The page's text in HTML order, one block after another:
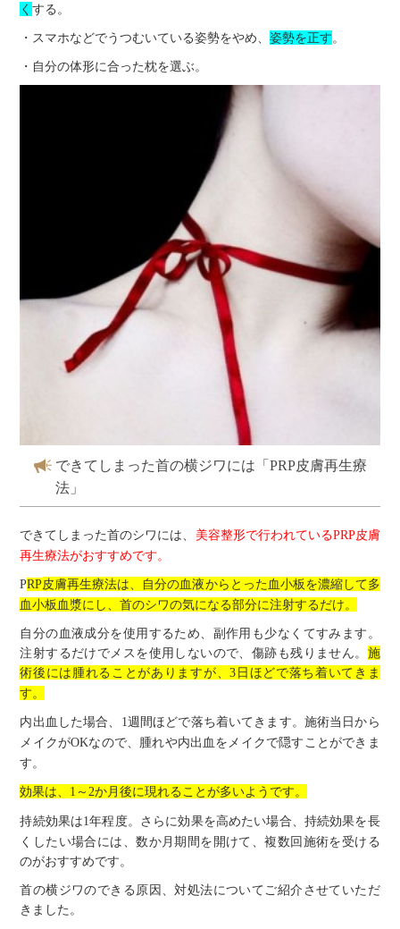
くする。
・スマホなどでうつむいている姿勢をやめ、姿勢を正す。
・自分の体形に合った枕を選ぶ。
できてしまった首の横ジワには「PRP皮膚再生療
法」
できてしまった首のシワには、 美容整形で行われているPRP皮膚
再生療法がおすすめです。
PRP皮膚再生療法は、自分の血液からとった血小板を濃縮して多
血小板血漿にし、首のシワの気になる部分に注射するだけ。
自分の血液成分を使用するため、副作用も少なくてすみます。
注射するだけでメスを使用しないので、傷跡も残りません。 施
術後には腫れることがありますが、3 日ほどで落ち着いてきま
す。
内出血した場合、
1週間ほどで落ち着いてきます。施術当日から
メイクがOKなので、腫れや内出血をメイクで隠すことができま
す。
効果は、 1 ～2か月後に現れることが多いようです。
持続効果は1年程度。さらに効果を高めたい場合、持続効果を長
くしたい場合には、数か月期間を開けて、複数回施術を受ける
のがおすすめです。
首の横ジワのできる原因、対処法についてご紹介させていただ
きました。